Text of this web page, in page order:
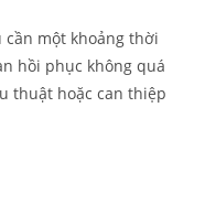
một khoảng thời
hồi phục không quá
thuật hoặc can thiệp